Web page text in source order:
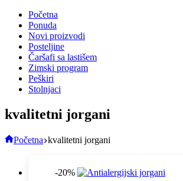
Početna
Ponuda
Novi proizvodi
Posteljine
Čaršafi sa lastišem
Zimski program
Peškiri
Stolnjaci
kvalitetni jorgani
Početna kvalitetni jorgani
-20%